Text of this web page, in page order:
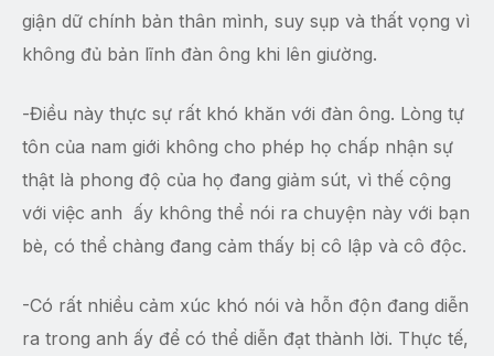
giận dữ chính bản thân mình, suy sụp và thất vọng vì
không đủ bản lĩnh đàn ông khi lên giường.
-Điều này thực sự rất khó khăn với đàn ông. Lòng tự
tôn của nam giới không cho phép họ chấp nhận sự
thật là phong độ của họ đang giảm sút, vì thế cộng
với việc anh ấy không thể nói ra chuyện này với bạn
bè, có thể chàng đang cảm thấy bị cô lập và cô độc.
-Có rất nhiều cảm xúc khó nói và hỗn độn đang diễn
ra trong anh ấy để có thể diễn đạt thành lời. Thực tế,